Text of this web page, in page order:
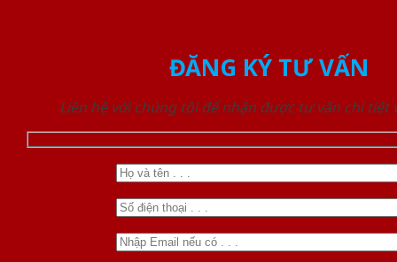
ĐĂNG KÝ TƯ VẤN
Liên hệ với chúng tôi để nhận được tư vấn chi tiết